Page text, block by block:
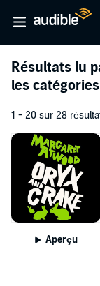
Résultats lu
les catégories
1 - 20 sur 28
Aperçu